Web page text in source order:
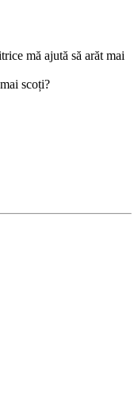
mă ajută să arăt mai
scoți?